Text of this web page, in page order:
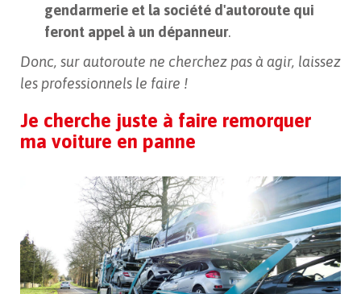
gendarmerie et la société d'autoroute qui
feront appel à un dépanneur.
Donc, sur autoroute ne cherchez pas à agir, laissez
les professionnels le faire !
Je cherche juste à faire remorquer
ma voiture en panne